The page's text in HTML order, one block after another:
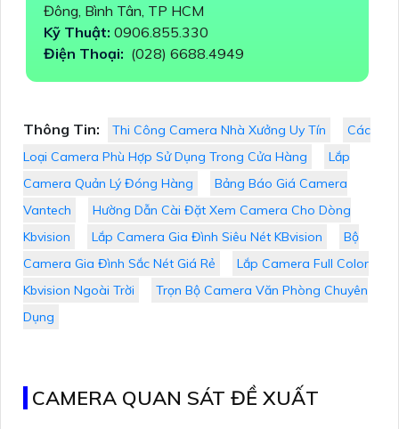
Đông, Bình Tân, TP HCM
Kỹ Thuật: 0906.855.330
Điện Thoại: (028) 6688.4949
Thông Tin: Thi Công Camera Nhà Xưởng Uy Tín
Các
Loại Camera Phù Hợp Sử Dụng Trong Cửa Hàng
Lắp
Camera Quản Lý Đóng Hàng
Bảng Báo Giá Camera
Vantech
Hường Dẫn Cài Đặt Xem Camera Cho Dòng
Kbvision
Lắp Camera Gia Đình Siêu Nét KBvision
Bộ
Camera Gia Đình Sắc Nét Giá Rẻ
Lắp Camera Full Color
Kbvision Ngoài Trời
Trọn Bộ Camera Văn Phòng Chuyên
Dụng
CAMERA QUAN SÁT ĐỀ XUẤT